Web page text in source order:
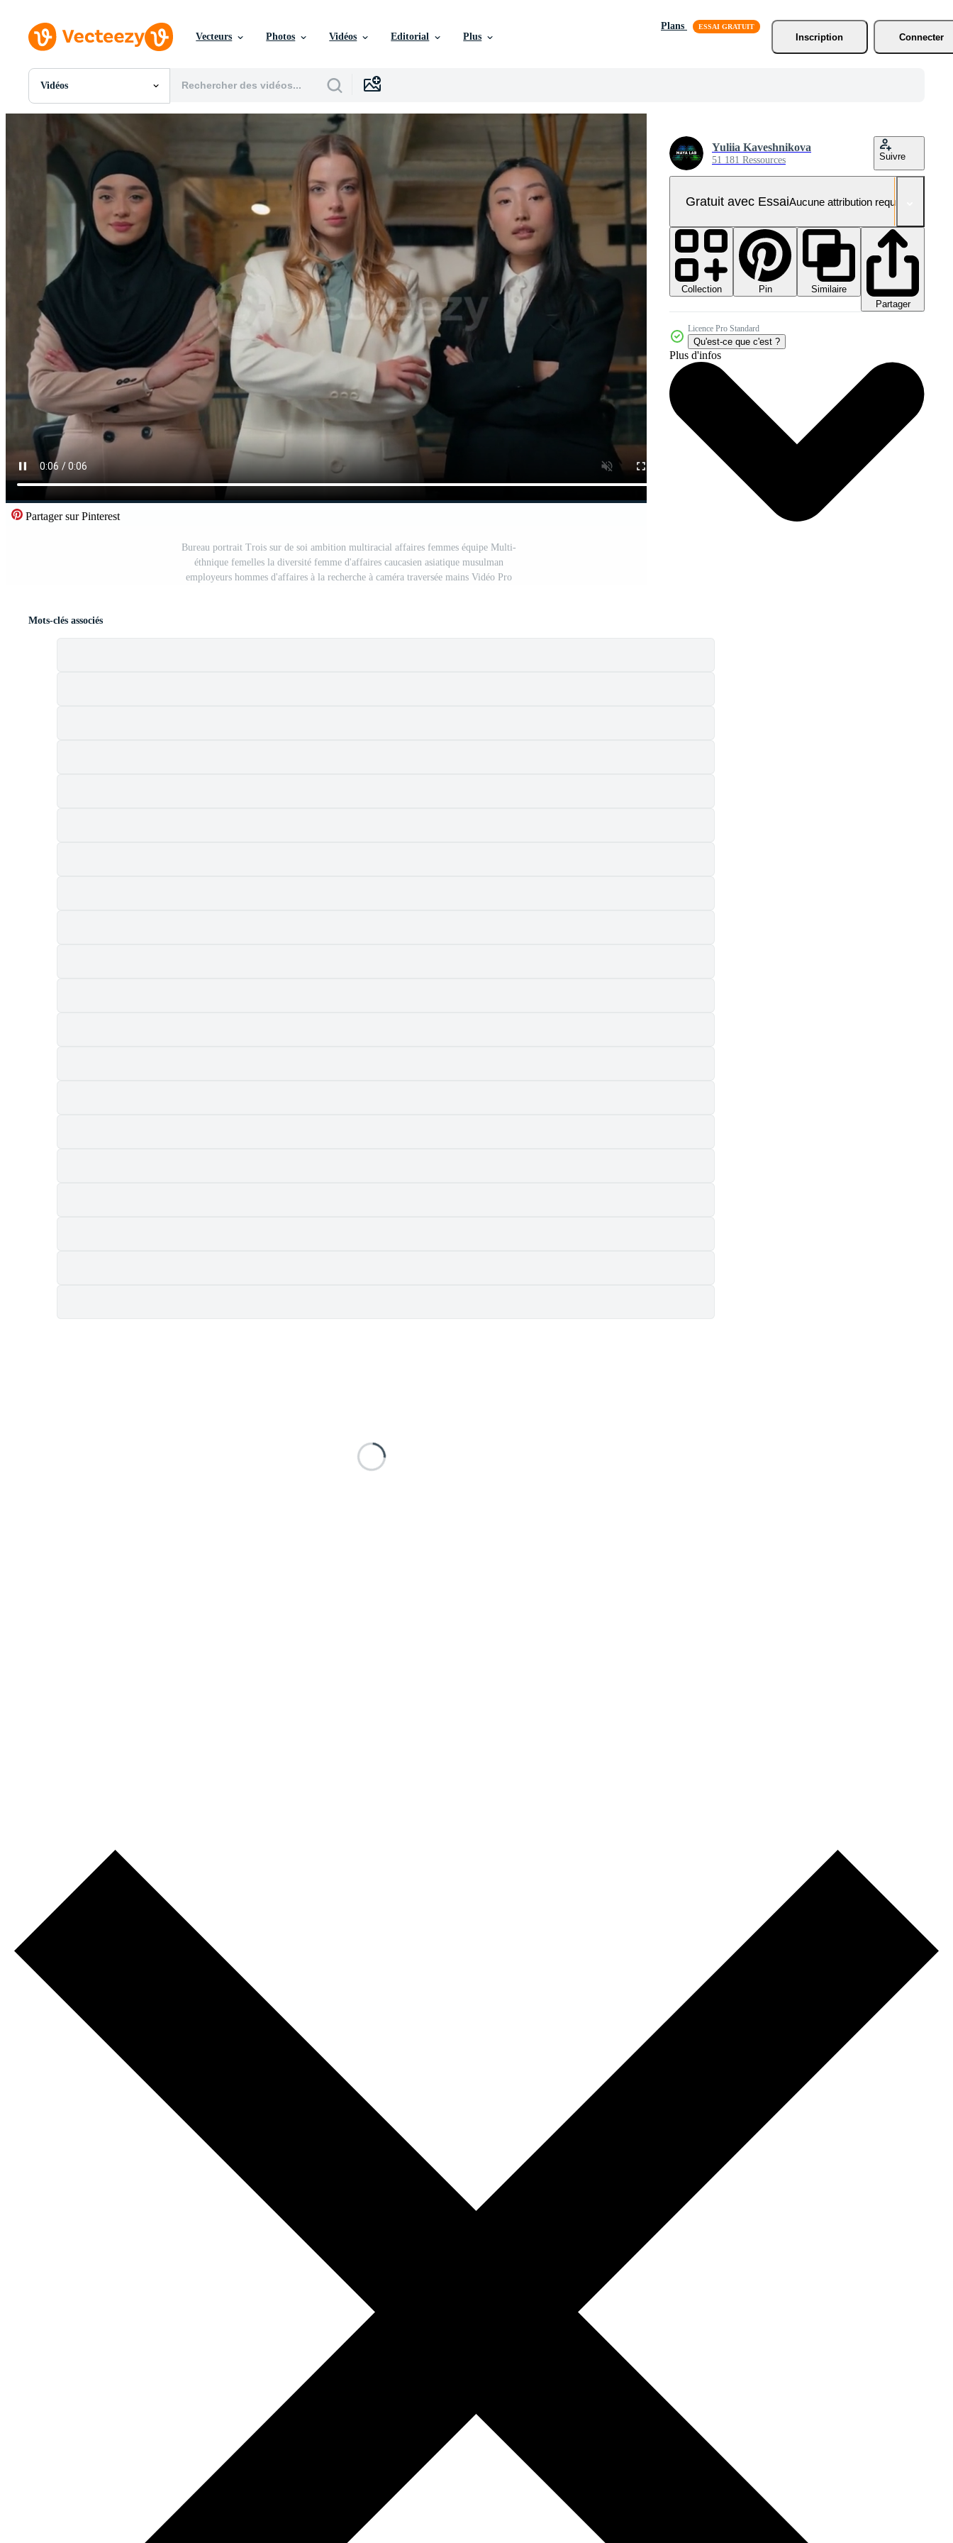
Vecteurs Photos Vidéos Editorial Plus
Plans
Inscription
Connecter
Vidéos
Toutes Images
Photos
PSDs
SVGs
Modèles
Vecteurs
Vidéos
Motion graphics
Images Éditoriales
Événements Éditoriaux
Partager sur Pinterest
Bureau portrait Trois sur de soi ambition multiracial affaires femmes équipe Multi-
éthnique femelles la diversité femme d'affaires caucasien asiatique musulman
employeurs hommes d'affaires à la recherche à caméra traversée mains Vidéo Pro
Yuliia Kaveshnikova
51 181 Ressources Suivre
Gratuit avec EssaiAucune attribution requise
Collection Pin
Similaire
Partager
Licence Pro Standard
Qu'est-ce que c'est ?
Plus d'infos
Mots-clés associés